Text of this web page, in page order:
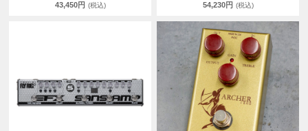
43,450円 (税込)
54,230円 (税込)